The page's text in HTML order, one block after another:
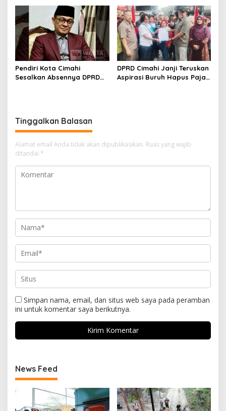
Legitimasi Parpol
Siap Tampung Dua Ribu
Siswa
Pendiri Kota Cimahi
Sesalkan Absennya DPRD
DPRD Cimahi Janji Teruskan
Aspirasi Buruh Hapus Pajak
Tinggalkan Balasan
Alamat email Anda tidak akan dipublikasikan. Ruas yang wajib
ditandai *
Simpan nama, email, dan situs web saya pada peramban
ini untuk komentar saya berikutnya.
News Feed